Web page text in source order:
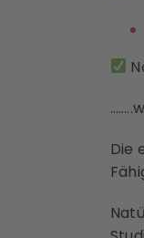
Die